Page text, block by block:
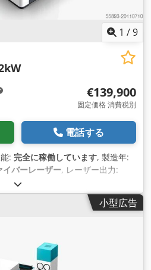
1 /9
€139,900
固定価格 消費税別
電話する
: 完全に稼働しています, 製造年:
イバーレーザー, レーザー出力:
1,080 nm
最大）:35 mm, アルミシート厚
, Ｘ軸移動量:3,000
1,000 mm
小型広告